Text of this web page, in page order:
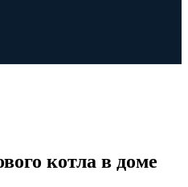
котла в доме